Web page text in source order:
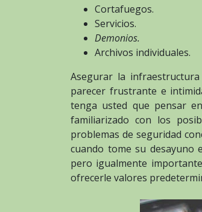
Cortafuegos.
Servicios.
Demonios.
Archivos individuales.
Asegurar la
parecer frustrante e
tenga usted que pensar
familiarizado con los
problemas de seguridad
cuando tome su desayuno
pero igualmente
ofrecerle valores